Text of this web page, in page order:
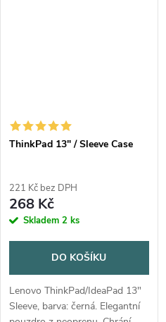
ThinkPad 13" / Sleeve Case
221 Kč bez DPH
268 Kč
Skladem 2 ks
DO KOŠÍKU
Lenovo ThinkPad/IdeaPad 13"
Sleeve, barva: černá. Elegantní